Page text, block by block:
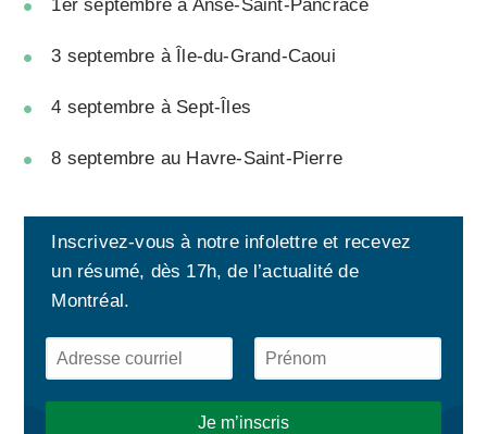
1er septembre à Anse-Saint-Pancrace
3 septembre à Île-du-Grand-Caoui
4 septembre à Sept-Îles
8 septembre au Havre-Saint-Pierre
Inscrivez-vous à notre infolettre et recevez
un résumé, dès 17h, de l’actualité de
Montréal.